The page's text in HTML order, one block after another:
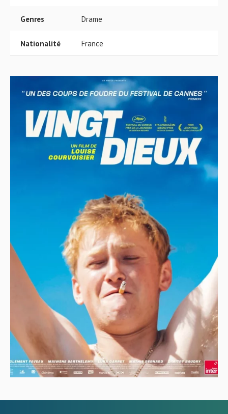
Genres Drame
Nationalité France